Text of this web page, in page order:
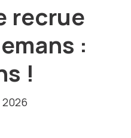
recrue
:
!